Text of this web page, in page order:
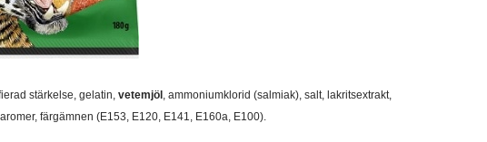
stärkelse, gelatin, vetemjöl , ammoniumklorid (salmiak), salt, lakritsextrakt,
färgämnen (E153, E120, E141, E160a, E100).